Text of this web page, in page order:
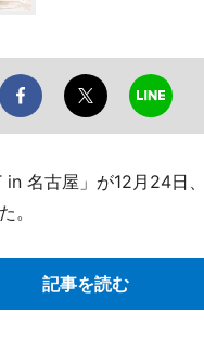
名古屋」が12月24日
。
記事を読む